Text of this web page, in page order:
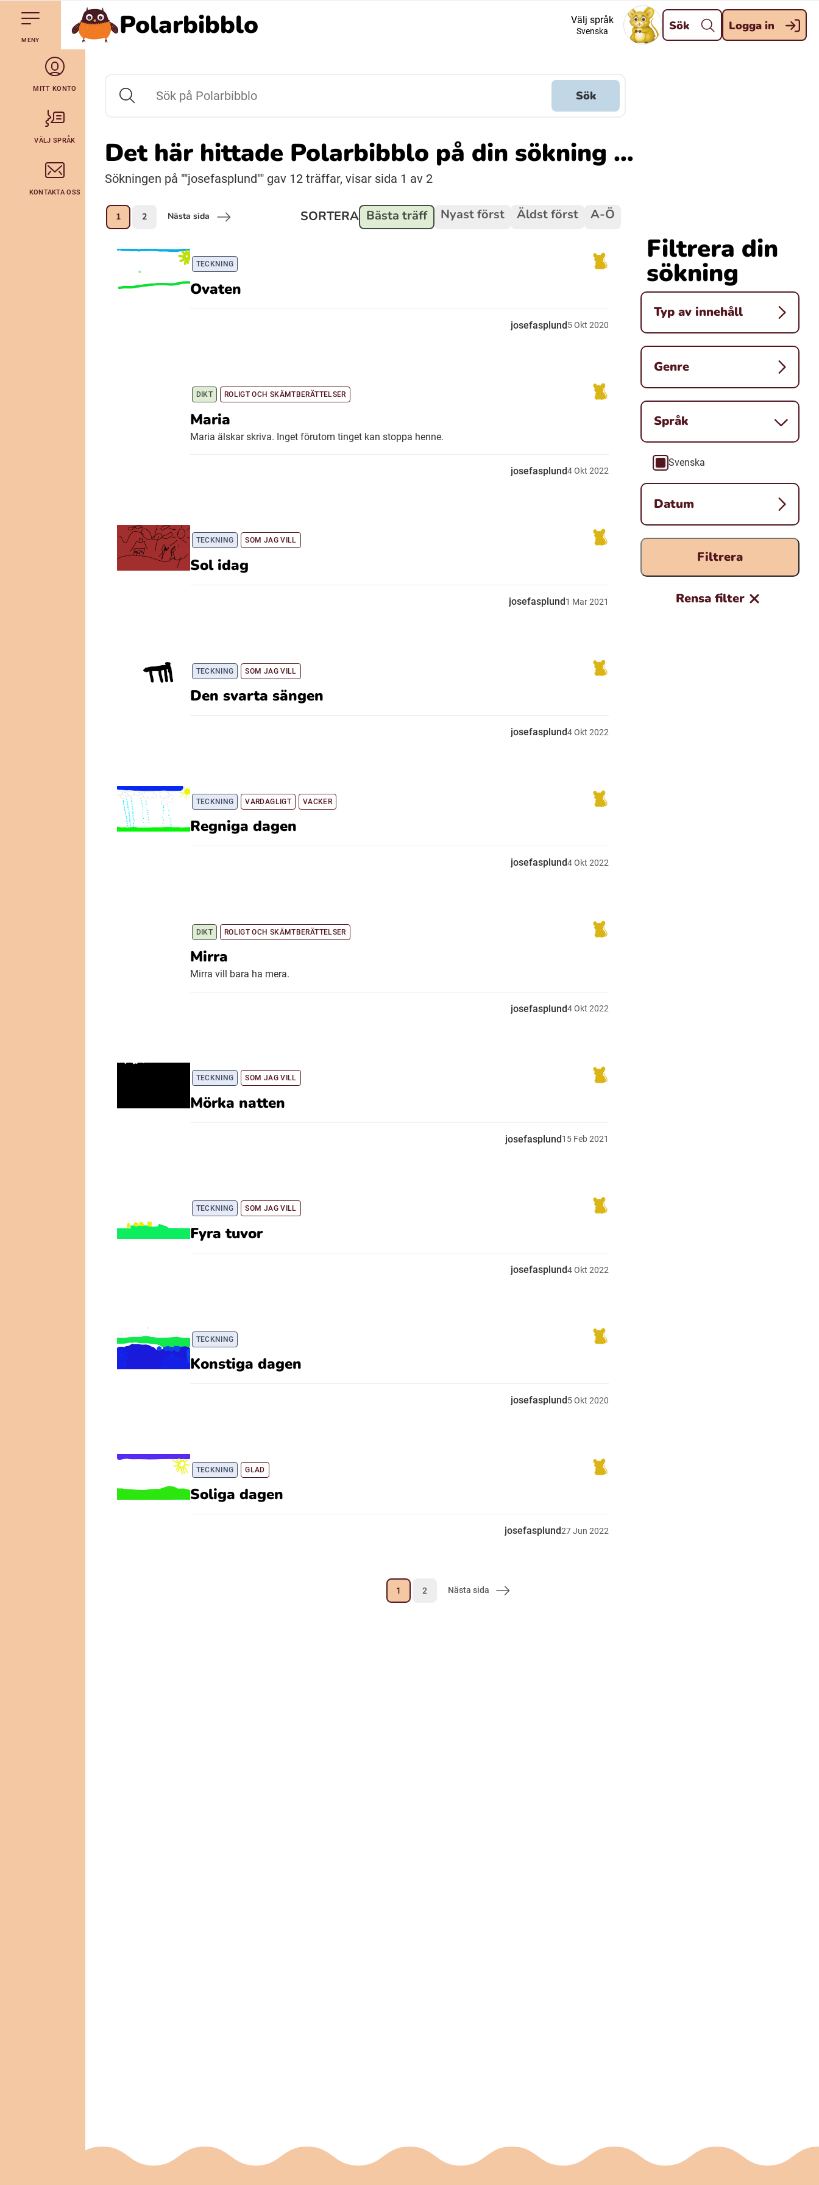
Till navigering av sidans innehåll
Hoppa till sidans huvudinnehåll Stäng
Davvisámegiella (Nordsamiska)
Bidumsámegiella (Pitesamiska)
Resanderomani (Romska) Kelderash (Romska)
Lovari (Romska)
MENY Gå till startsidanPolarbibblo Välj språk
Svenska Sök Logga in
MITT KONTO
VÄLJ SPRÅK
KONTAKTA OSS
Sök på Polarbibblo
Sök
Det här hittade Polarbibblo på din sökning …
Sökningen på ""josefasplund"" gav 12 träffar, visar sida 1 av 2
Filtrera din
sökning
Typ av innehåll
Genre
Språk
Språk
Svenska
Datum
Filtrera
Rensa filter
1 2 Nästa sida SORTERA Bästa träff Nyast först Äldst först A-Ö
TECKNING
Ovaten
josefasplund5Okt 2020
DIKT ROLIGT OCH SKÄMTBERÄTTELSER
Maria
Maria älskar skriva. Inget förutom tinget kan stoppa henne.
josefasplund4Okt 2022
TECKNING SOM JAG VILL
Sol idag
josefasplund1 Mar2021
TECKNING SOM JAG VILL
Den svarta sängen
josefasplund4Okt 2022
TECKNING VARDAGLIGT VACKER
Regniga dagen
josefasplund4Okt 2022
DIKT ROLIGT OCH SKÄMTBERÄTTELSER
Mirra
Mirra vill bara ha mera.
josefasplund4Okt 2022
TECKNING SOM JAG VILL
Mörka natten
josefasplund15 Feb2021
TECKNING SOM JAG VILL
Fyra tuvor
josefasplund4Okt 2022
TECKNING
Konstiga dagen
josefasplund5Okt 2020
TECKNING GLAD
Soliga dagen
josefasplund27Jun 2022
1 2 Nästa sida